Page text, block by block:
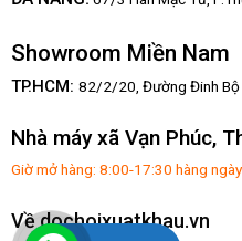
Showroom Miền Nam
TP.HCM: 82/2/20, Đường Đinh Bộ
Nhà máy xã Vạn Phúc,
Giờ mở hàng: 8:00-17:30 hàng ngày
Về dochoixuatkhau.vn